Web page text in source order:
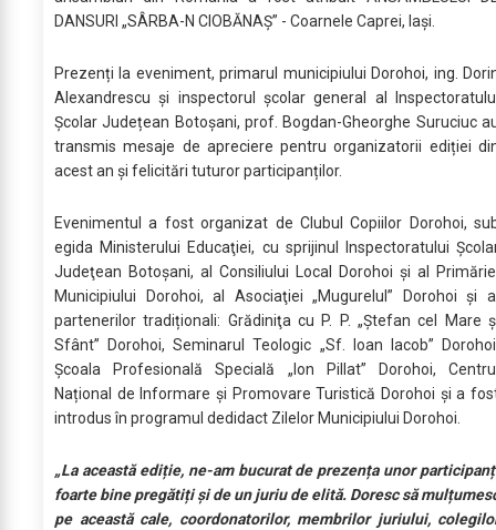
DANSURI „SÂRBA-N CIOBĂNAȘ” - Coarnele Caprei, Iași.
Prezenți la eveniment, primarul municipiului Dorohoi, ing.
Alexandrescu și inspectorul școlar general al
Școlar Județean Botoșani, prof. Bogdan-Gheorghe Suruciuc
transmis mesaje de apreciere pentru organizatorii ediției
acest an și felicitări tuturor participanților.
Evenimentul a fost organizat de Clubul Copiilor Dorohoi,
egida Ministerului Educaţiei, cu sprijinul Inspectoratului
Judeţean Botoşani, al Consiliului Local Dorohoi și al
Municipiului Dorohoi, al Asociaţiei „Mugurelul” Dorohoi și
partenerilor tradiționali: Grădiniţa cu P. P. „Ştefan cel Mare
Sfânt” Dorohoi, Seminarul Teologic „Sf. Ioan Iacob”
Școala Profesională Specială „Ion Pillat” Dorohoi,
Național de Informare și Promovare Turistică Dorohoi și a
introdus în programul dedidact Zilelor Municipiului Dorohoi.
„La această ediție, ne-am bucurat de prezența unor
foarte bine pregătiți și de un juriu de elită. Doresc să
pe această cale, coordonatorilor, membrilor juriului,